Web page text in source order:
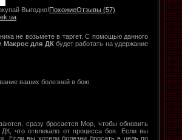
Выгодно!ПохожиеОтзывы (57)
ek.ua
не возьмете в таргет. С помощью данного
Макрос для ДКбудет работать на удержание
ваших болезней в бою.
сразу бросается Мор, чтобы обновить
что отвлекало от процесса боя. Если вы
Если вы хотели болезни бросать в цель по